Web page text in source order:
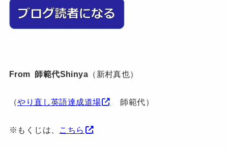
From 師範代Shinya （新村真也）
（やり直し英語達成道場 師範代）
※もくじは、 こちら